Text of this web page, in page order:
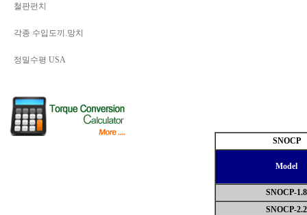
철판펀치
각종 수입도끼.망치
정밀수평 USA
SNOCP
Model
SNOCP-1.8
SNOCP-2.2